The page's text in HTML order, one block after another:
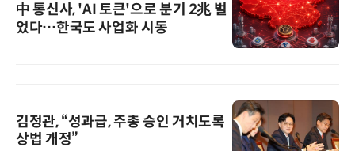
中 통신사, 'AI 토큰'으로 분기 2兆 벌
었다…한국도 사업화 시동
김정관, “성과급, 주총 승인 거치도록
상법 개정”